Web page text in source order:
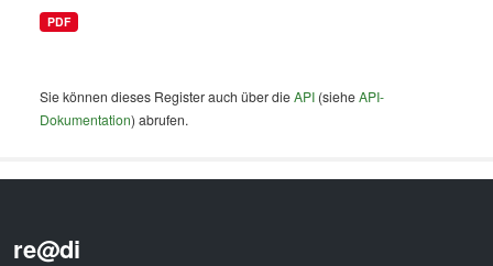
PDF
Sie können dieses Register auch über dieAPI (sieheAPI-
Dokumentation) abrufen.
re@di